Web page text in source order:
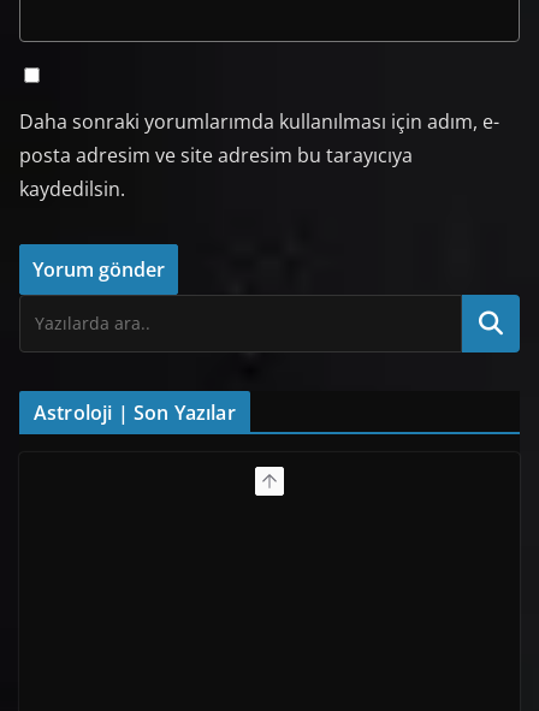
Daha sonraki yorumlarımda kullanılması için adım, e-
posta adresim ve site adresim bu tarayıcıya
kaydedilsin.
Astroloji | Son Yazılar